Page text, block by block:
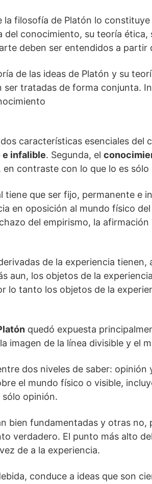
la filosofía de Platón lo
del conocimiento, su teoría
deben ser entendidos a partir
de las ideas de Platón y su
ser tratadas de forma conjunta.
características esenciales del
infalible. Segunda, el
, en contraste con lo que lo es sólo
tiene que ser fijo, permanente e
en oposición al mundo físico
del empirismo, la
de la experiencia tienen,
aun, los objetos de la
lo tanto los objetos de la
quedó expuesta
imagen de la línea divisible y el
dos niveles de saber: opinión
el mundo físico o visible,
opinión.
bien fundamentadas y otras no,
verdadero. El punto más alto
de a la experiencia.
conduce a ideas que son